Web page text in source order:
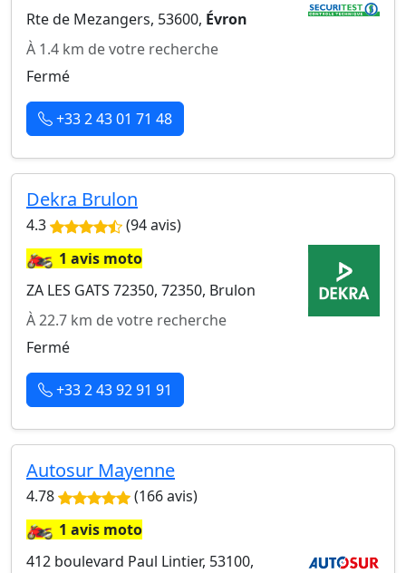
Rte de Mezangers, 53600, Évron
À 1.4 km de votre recherche
Fermé
+33 2 43 01 71 48
Dekra Brulon
4.3 (94 avis)
🏍️1 avis moto
ZA LES GATS 72350, 72350, Brulon
À 22.7 km de votre recherche
Fermé
+33 2 43 92 91 91
Autosur Mayenne
4.78 (166 avis)
🏍️1 avis moto
412 boulevard Paul Lintier, 53100,